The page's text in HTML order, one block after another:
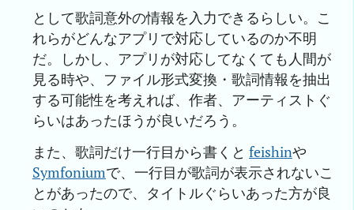
として歌詞意外の情報を入力できるらしい。こ
れらがどんなアプリで対応しているのか不明
だ。しかし、アプリが対応してなくても人間が
見る時や、ファイル形式変換・歌詞情報を抽出
する可能性を考えれば、作者、アーティストぐ
らいはあったほうが良いだろう。
また、歌詞だけ一行目から書くと feishinや
Symfoniumで、一行目が歌詞が表示されないこ
とがあったので、タイトルぐらいあった方が良